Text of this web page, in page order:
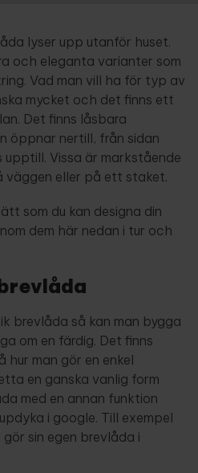
lyser upp utanför huset.
och eleganta varianter som
Vad man vill ha för typ av
mycket och det finns ett
Det finns låsbara
öppnar nertill, från sidan
Vissa är markstående
eller på ett staket.
som du kan designa din
dem här nedan i tur och
brevlåda så kan man bygga
om en färdig. Det finns
man gör en enkel
en ganska vanlig form
med en annan funktion
i google. Till exempel
sin egen brevlåda i